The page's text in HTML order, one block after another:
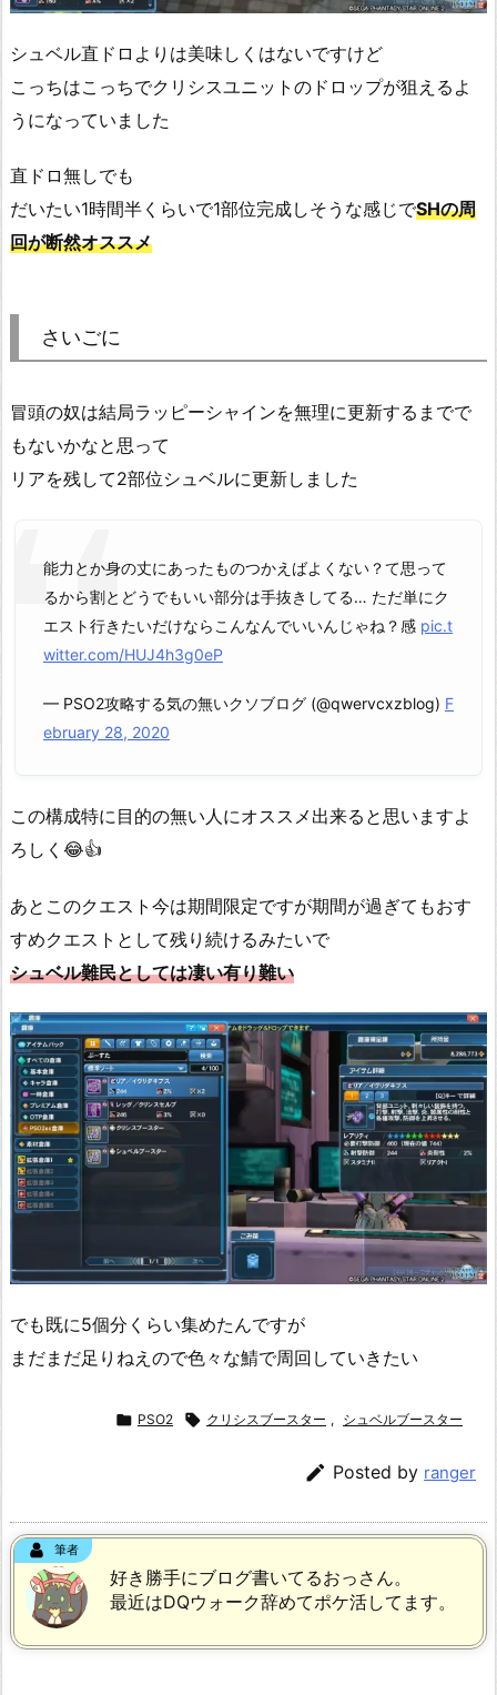
シュベル直ドロよりは美味しくはないですけど
こっちはこっちでクリシスユニットのドロップが狙えるよ
うになっていました
直ドロ無しでも
だいたい1時間半くらいで1部位完成しそうな感じでSHの周
回が断然オススメ
さいごに
冒頭の奴は結局ラッピーシャインを無理に更新するまでで
もないかなと思って
リアを残して2部位シュベルに更新しました
能力とか身の丈にあったものつかえばよくない？て思って
るから割とどうでもいい部分は手抜きしてる… ただ単にク
エスト行きたいだけならこんなんでいいんじゃね？感 pic.t
witter.com/HUJ4h3g0eP
— PSO2攻略する気の無いクソブログ (@qwervcxzblog) F
ebruary 28, 2020
この構成特に目的の無い人にオススメ出来ると思いますよ
ろしく😂👍
あとこのクエスト今は期間限定ですが期間が過ぎてもおす
すめクエストとして残り続けるみたいで
シュベル難民としては凄い有り難い
でも既に5個分くらい集めたんですが
まだまだ足りねえので色々な鯖で周回していきたい
 PSO2  クリシスブースター , シュベルブースター
 Posted by ranger
筆者
好き勝手にブログ書いてるおっさん。
最近はDQウォーク辞めてポケ活してます。